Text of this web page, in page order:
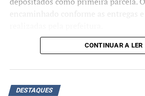
Anderson Torres: 24 anos –
Anderson Torres.
Almir Garnier: 24 anos –Seguindo
Alexandre de Moraes, a maioria da
encaminhado conforme as entregas
“Não estamos
assinando um
mas efetivamente
CONTINUAR A LER
DESTAQUES